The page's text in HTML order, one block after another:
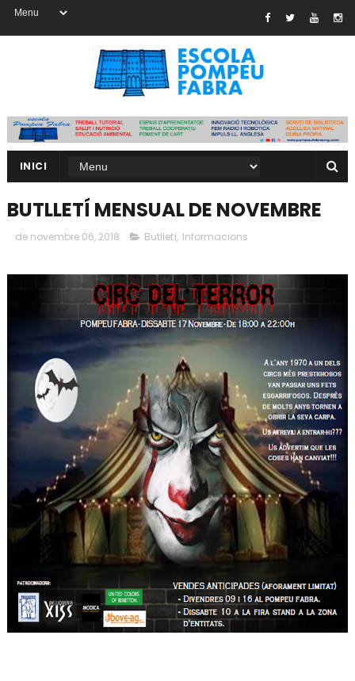
INICI
BUTLLETÍ MENSUAL DE NOVEMBRE
de novembre 06, 2018 Butlletí, Informacions